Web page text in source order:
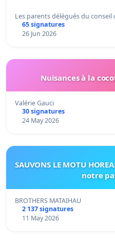
Les parents délégués du conseil
65 signatures
26 Jun 2026
Valérie Gauci
30 signatures
24 May 2026
SAUVONS LE MOTU
notre
BROTHERS MATAIHAU
2 137 signatures
11 May 2026